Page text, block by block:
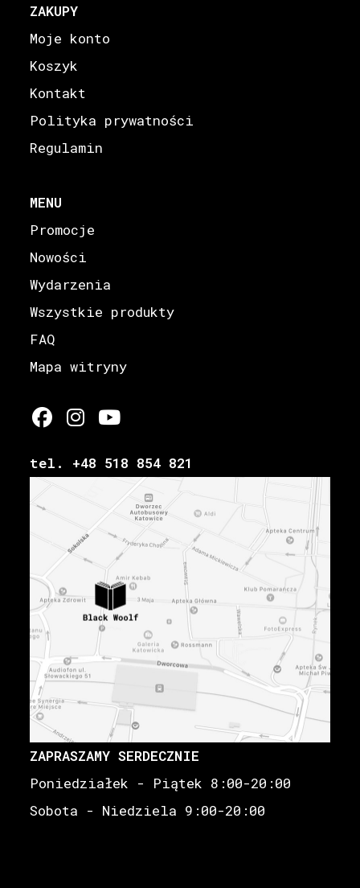
ZAKUPY
Moje konto
Koszyk
Kontakt
Polityka prywatności
Regulamin
MENU
Promocje
Nowości
Wydarzenia
Wszystkie produkty
FAQ
Mapa witryny
tel. +48 518 854 821
ZAPRASZAMY SERDECZNIE
Poniedziałek - Piątek 8:00-20:00
Sobota - Niedziela 9:00-20:00